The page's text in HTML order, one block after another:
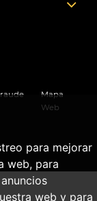
para mejorar
web, para
web y para
Mapa
Web